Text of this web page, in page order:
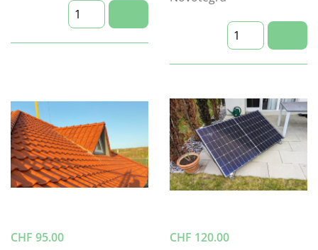
CHF 95.00 CHF 120.00